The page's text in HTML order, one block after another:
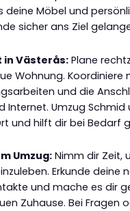
deine Möbel und
sicher ans Ziel
in Västerås: Plane
Wohnung. Koordiniere
und die
Internet. Umzug
und hilft dir bei Bedarf
Umzug: Nimm dir Zeit,
Erkunde deine
und mache es dir
Zuhause. Bei Fragen